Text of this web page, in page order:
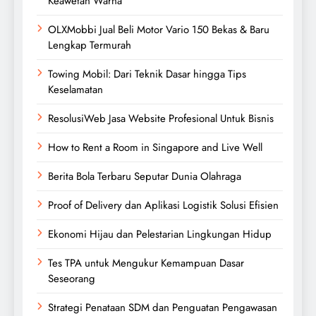
OLXMobbi Jual Beli Motor Vario 150 Bekas & Baru
Lengkap Termurah
Towing Mobil: Dari Teknik Dasar hingga Tips
Keselamatan
ResolusiWeb Jasa Website Profesional Untuk Bisnis
How to Rent a Room in Singapore and Live Well
Berita Bola Terbaru Seputar Dunia Olahraga
Proof of Delivery dan Aplikasi Logistik Solusi Efisien
Ekonomi Hijau dan Pelestarian Lingkungan Hidup
Tes TPA untuk Mengukur Kemampuan Dasar
Seseorang
Strategi Penataan SDM dan Penguatan Pengawasan